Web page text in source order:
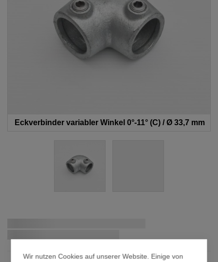
Wir nutzen Cookies auf unserer Website. Einige von
Eckverbinder variabler Winkel 0°-11° (C) / Ø 33,7 mm
der
springen